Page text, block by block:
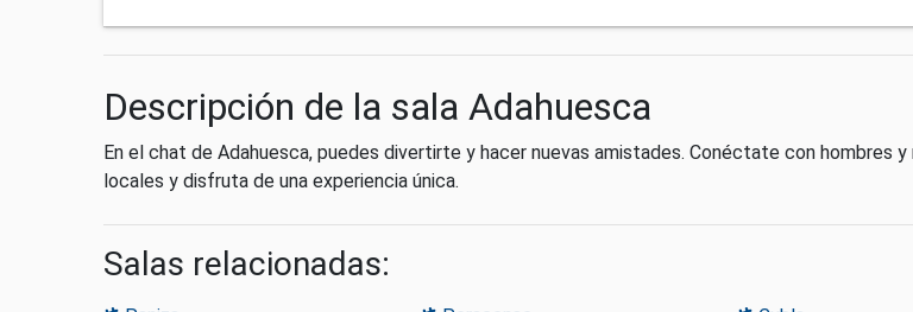
Descripción de la sala Adahuesca
En el chat de Adahuesca, puedes divertirte y hacer nuevas amistades. Conéctate con hombres y
locales y disfruta de una experiencia única.
Salas relacionadas: